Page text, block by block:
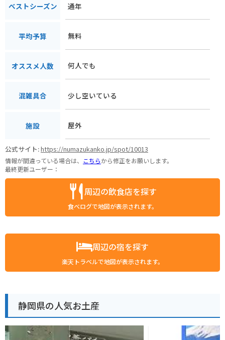
ベストシーズン 通年
平均予算 無料
オススメ人数 何人でも
混雑具合 少し空いている
施設 屋外
公式サイト:https://numazukanko.jp/spot/10013
情報が間違っている場合は、 こちらから修正をお願いします。
最終更新ユーザー：
周辺の飲食店を探す
食べログで地図が表示されます。
周辺の宿を探す
楽天トラベルで地図が表示されます。
静岡県の人気お土産